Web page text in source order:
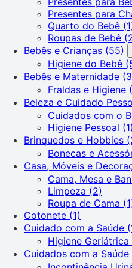
Presentes para
Quarto do Bebê
Roupas de Bebê
Bebês e Crianças (55)
Higiene do Bebê
Bebês e Maternidade
Fraldas e Higiene
Beleza e Cuidado
Cuidados com o
Higiene Pessoal (1)
Brinquedos e Hobbies
Bonecas e
Casa, Móveis e
Cama, Mesa e
Limpeza (2)
Roupa de Cama
Cotonete (1)
Cuidado com a Saúde
Higiene Geriátrica
Cuidados com a Saúde